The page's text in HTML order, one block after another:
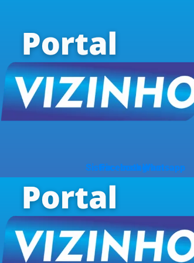
SistrixFacebookInstagramWhatsapp